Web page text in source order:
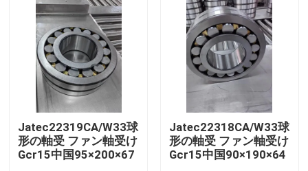
製品
動画
工場見学
Jatec22319CA/W33球
形の軸受 ファン軸受け
Gcr15中国95×200×67
Jatec22318CA/W33球
形の軸受 ファン軸受け
Gcr15中国90×190×64